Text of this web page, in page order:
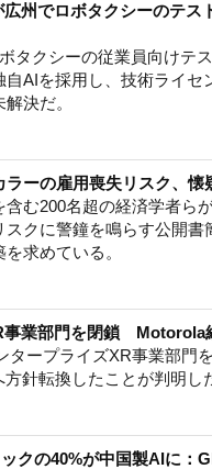
広州でロボタクシーのテ
タクシーの従業員向けテ
自AIを採用し、技術ライ
決だ。
ーの雇用喪失リスク、
含む200名超の経済学者ら
スクに警鐘を鳴らす公開
求めている。
事業部門を閉鎖 Motorola
タープライズXR事業部門
針転換したことが判明し
クの40%が中国製AIに：